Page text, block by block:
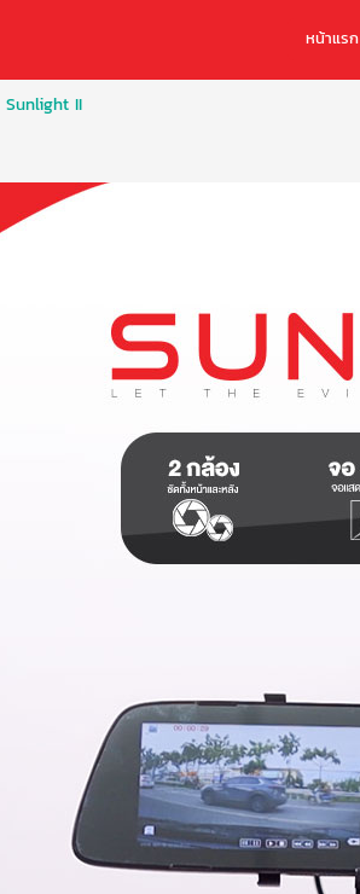
หน้าแรก
Sunlight II